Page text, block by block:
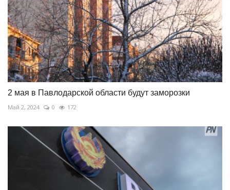
2 мая в Павлодарской области будут заморозки
Май 2, 2024 0 172